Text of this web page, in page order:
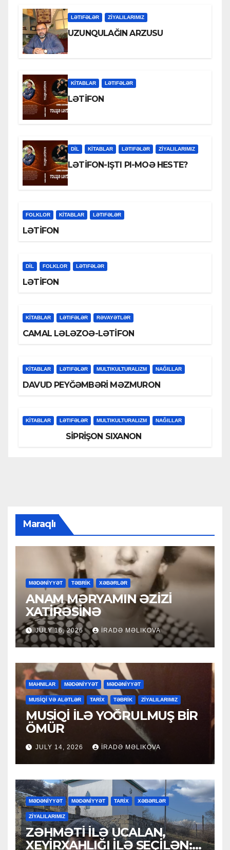
LƏTIFƏLƏR ZİYALILARIMIZ
UZUNQULAĞIN ARZUSU
KİTABLAR LƏTIFƏLƏR
LƏTİFON
DİL KİTABLAR LƏTIFƏLƏR ZİYALILARIMIZ
LƏTİFON-IŞTI PI-MOƏ HESTE?
FOLKLOR KİTABLAR LƏTIFƏLƏR
LƏTİFON
DİL FOLKLOR LƏTIFƏLƏR
LƏTİFON
KİTABLAR LƏTIFƏLƏR RƏVAYƏTLƏR
CAMAL LƏLƏZOƏ-LƏTİFON
KİTABLAR LƏTIFƏLƏR MULTIKULTURALIZM NAĞILLAR
DAVUD PEYĞƏMBƏRİ MƏZMURON
KİTABLAR LƏTIFƏLƏR MULTIKULTURALIZM NAĞILLAR
SİPRİŞON SIXANON
Maraqlı
MƏDƏNİYYƏT TƏBRİK XƏBƏRLƏR
ANAM MƏRYAMIN ƏZİZİ
XATİRƏSİNƏ
JULY 16, 2026 İRADƏ MƏLIKOVA
MAHNILAR MƏDƏNİYYƏT MƏDƏNİYYƏT
MUSİQİ VƏ ALƏTLƏR TARİX TƏBRİK ZİYALILARIMIZ
MUSİQİ İLƏ YOĞRULMUŞ BİR
ÖMÜR
JULY 14, 2026 İRADƏ MƏLIKOVA
MƏDƏNİYYƏT MƏDƏNİYYƏT TARİX XƏBƏRLƏR
ZİYALILARIMIZ
ZƏHMƏTİ İLƏ UCALAN,
XEYİRXAHLIĞI İLƏ SEÇİLƏN: